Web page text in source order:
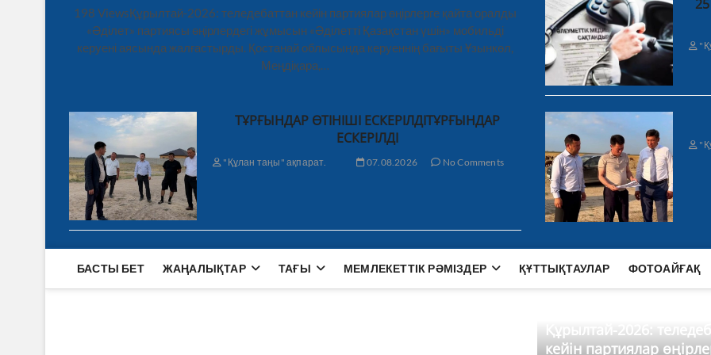
198 ViewsҚұрылтай-2026: теледебаттан кейін партиялар өңірлерге қайта оралды
«Әділет» партиясы өңірлердегі жұмысын «Әділетті Қазақстан үшін» мобильді
керуені аясында жалғастырды. Қостанай облысында керуеннің бағыты Ұзынкөл,
Меңдіқара,…
ТҰРҒЫНДАР ӨТІНІШІ ЕСКЕРІЛДІТҰРҒЫНДАР
ЕСКЕРІЛДІ
"Құлан таңы" ақпарат. 07.08.2026 No Comments
БАСТЫ БЕТ ЖАҢАЛЫҚТАР ТАҒЫ МЕМЛЕКЕТТІК РӘМІЗДЕР ҚҰТТЫҚТАУЛАР ФОТОАЙҒАҚ
Құрылтай-2026:
кейін партиялар